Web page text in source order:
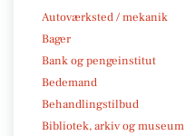
Autoværksted / mekanik
Bager
Bank og pengeinstitut
Bedemand
Behandlingstilbud
Bibliotek, arkiv og museum